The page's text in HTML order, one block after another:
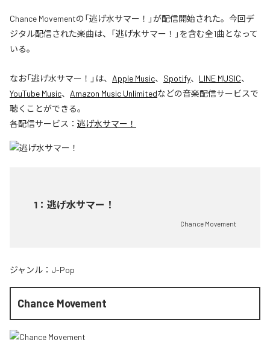
Chance Movementの「逃げ水サマー！」が配信開始された。今回デ
ジタル配信された楽曲は、「逃げ水サマー！」を含む全1曲となって
いる。
なお「逃げ水サマー！ 」は、 Apple Music、 Spotify、 LINE MUSIC、
YouTube Music、 Amazon Music Unlimitedなどの音楽配信サービスで
聴くことができる。
各配信サービス： 逃げ水サマー！
1 ： 逃げ水サマー！
Chance Movement
ジャンル： J-Pop
Chance Movement